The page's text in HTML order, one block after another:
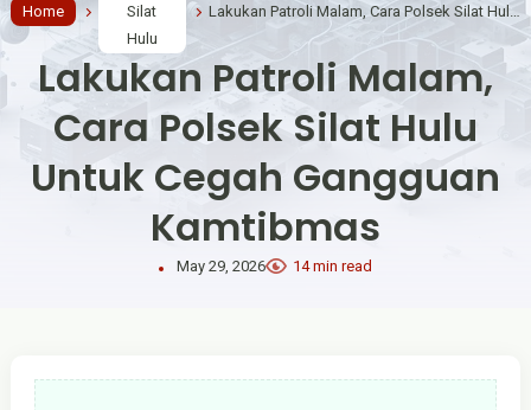
Home
Silat
Hulu
Lakukan Patroli Malam, Cara Polsek Silat Hulu Untuk Cegah Gangguan Kamtibmas
Lakukan Patroli Malam,
Cara Polsek Silat Hulu
Untuk Cegah Gangguan
Kamtibmas
May 29, 2026 14 min read